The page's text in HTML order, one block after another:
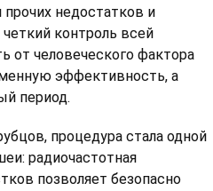
недостатков и
контроль всей
от человеческого фактора
эффективность, а
период.
процедура стала одной
радиочастотная
позволяет безопасно